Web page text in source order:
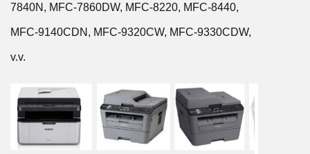
7840N, MFC-7860DW, MFC-8220, MFC-8440,
MFC-9140CDN, MFC-9320CW, MFC-9330CDW,
v.v.